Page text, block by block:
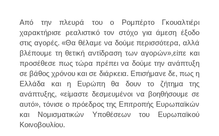
Από την πλευρά του ο Ρομπέρτο Γκουαλτιέρι
χαρακτήρισε ρεαλιστικό τον στόχο για άμεση έξοδο
στις αγορές. «Θα θέλαμε να δούμε περισσότερα, αλλά
βλέπουμε τη θετική αντίδραση των αγορών»,είπε και
προσέθεσε πως τώρα πρέπει να δούμε την ανάπτυξη
σε βάθος χρόνου και σε διάρκεια. Επισήμανε δε, πως η
Ελλάδα και η Ευρώπη θα δουν το ζήτημα της
ανάπτυξης, «είμαστε δεσμευμένοι να βοηθήσουμε σε
αυτό», τόνισε ο πρόεδρος της Επιτροπής Ευρωπαϊκών
και Νομισματικών Υποθέσεων του Ευρωπαϊκού
Κοινοβουλίου.